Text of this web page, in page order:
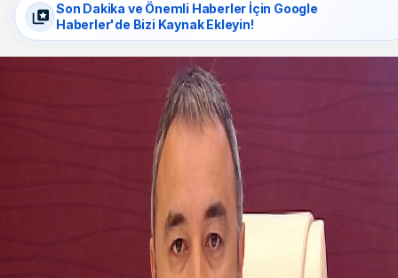
Son Dakika ve Önemli Haberler İçin Google
Haberler'de Bizi Kaynak Ekleyin!